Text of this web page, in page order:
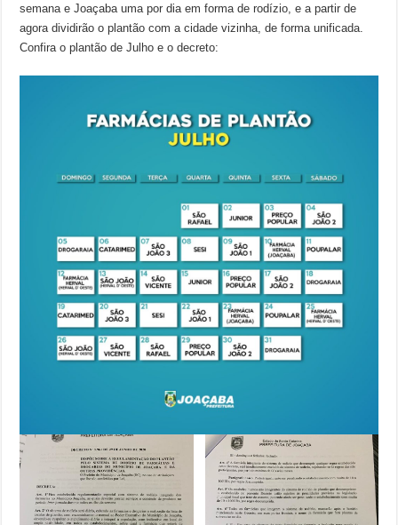
semana e Joaçaba uma por dia em forma de rodízio, e a partir de
agora dividirão o plantão com a cidade vizinha, de forma unificada.
Confira o plantão de Julho e o decreto: